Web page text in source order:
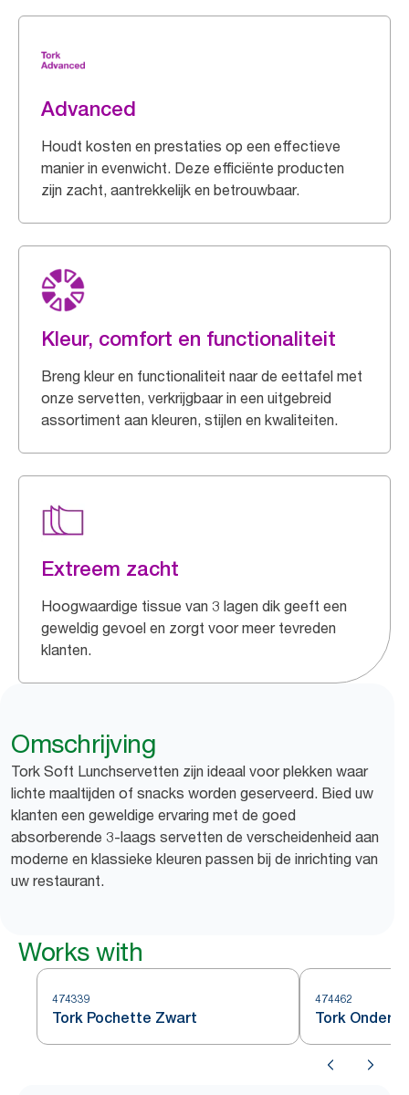
Advanced
Houdt kosten en prestaties op een effectieve
manier in evenwicht. Deze efficiënte producten
zijn zacht, aantrekkelijk en betrouwbaar.
Kleur, comfort en functionaliteit
Breng kleur en functionaliteit naar de eettafel met
onze servetten, verkrijgbaar in een uitgebreid
assortiment aan kleuren, stijlen en kwaliteiten.
Extreem zacht
Hoogwaardige tissue van 3 lagen dik geeft een
geweldig gevoel en zorgt voor meer tevreden
klanten.
Omschrijving
Tork Soft Lunchservetten zijn ideaal voor plekken waar
lichte maaltijden of snacks worden geserveerd. Bied uw
klanten een geweldige ervaring met de goed
absorberende 3-laags servetten de verscheidenheid aan
moderne en klassieke kleuren passen bij de inrichting van
uw restaurant.
Works with
474339
Tork Pochette Zwart
474462
Tork